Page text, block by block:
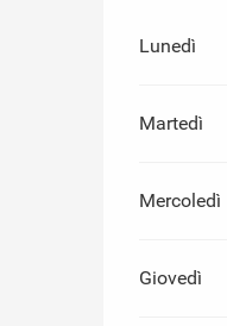
Lunedì
Martedì
Mercoledì
Giovedì